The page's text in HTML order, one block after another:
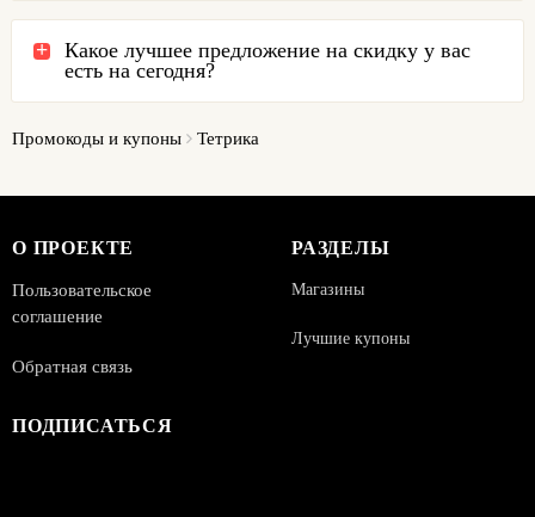
Какое лучшее предложение на скидку у вас
есть на сегодня?
Промокоды и купоны Тетрика
О ПРОЕКТЕ
Пользовательское
соглашение
Обратная связь
РАЗДЕЛЫ
Магазины
Лучшие купоны
ПОДПИСАТЬСЯ